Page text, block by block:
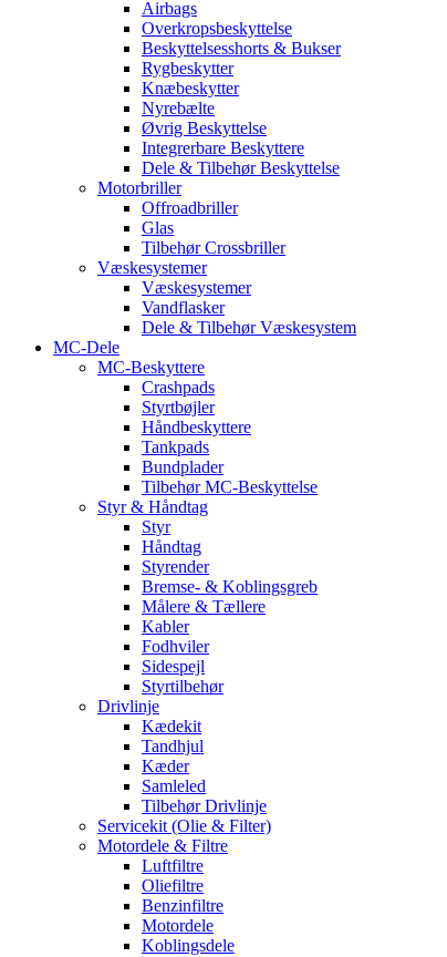
Airbags
Overkropsbeskyttelse
Beskyttelsesshorts & Bukser
Rygbeskytter
Knæbeskytter
Nyrebælte
Øvrig Beskyttelse
Integrerbare Beskyttere
Dele & Tilbehør Beskyttelse
Motorbriller
Offroadbriller
Glas
Tilbehør Crossbriller
Væskesystemer
Væskesystemer
Vandflasker
Dele & Tilbehør Væskesystem
MC-Dele
MC-Beskyttere
Crashpads
Styrtbøjler
Håndbeskyttere
Tankpads
Bundplader
Tilbehør MC-Beskyttelse
Styr & Håndtag
Styr
Håndtag
Styrender
Bremse- & Koblingsgreb
Målere & Tællere
Kabler
Fodhviler
Sidespejl
Styrtilbehør
Drivlinje
Kædekit
Tandhjul
Kæder
Samleled
Tilbehør Drivlinje
Servicekit (Olie & Filter)
Motordele & Filtre
Luftfiltre
Oliefiltre
Benzinfiltre
Motordele
Koblingsdele